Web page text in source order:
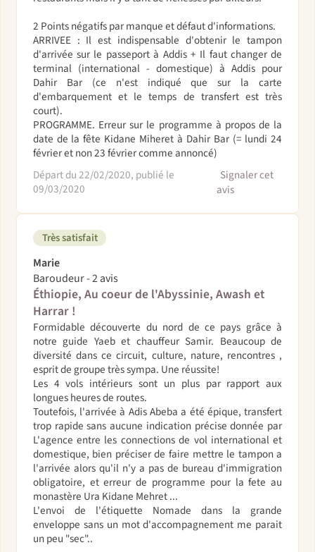
2 Points négatifs par manque et défaut d'informations.
ARRIVEE : Il est indispensable d'obtenir le tampon
d'arrivée sur le passeport à Addis + Il faut changer de
terminal (international - domestique) à Addis pour
Dahir Bar (ce n'est indiqué que sur la carte
d'embarquement et le temps de transfert est très
court).
PROGRAMME. Erreur sur le programme à propos de la
date de la fête Kidane Miheret à Dahir Bar (= lundi 24
février et non 23 février comme annoncé)
Départ du 22/02/2020, publié le
09/03/2020
Signaler cet
avis
Très satisfait
Marie
Baroudeur - 2 avis
Éthiopie, Au coeur de l'Abyssinie, Awash et
Harrar !
Formidable découverte du nord de ce pays grâce à
notre guide Yaeb et chauffeur Samir. Beaucoup de
diversité dans ce circuit, culture, nature, rencontres ,
esprit de groupe très sympa. Une réussite!
Les 4 vols intérieurs sont un plus par rapport aux
longues heures de routes.
Toutefois, l'arrivée à Adis Abeba a été épique, transfert
trop rapide sans aucune indication précise donnée par
L'agence entre les connections de vol international et
domestique, bien préciser de faire mettre le tampon a
l'arrivée alors qu'il n'y a pas de bureau d'immigration
obligatoire, et erreur de programme pour la fete au
monastère Ura Kidane Mehret ...
L'envoi de l'étiquette Nomade dans la grande
enveloppe sans un mot d'accompagnement me parait
un peu "sec"..